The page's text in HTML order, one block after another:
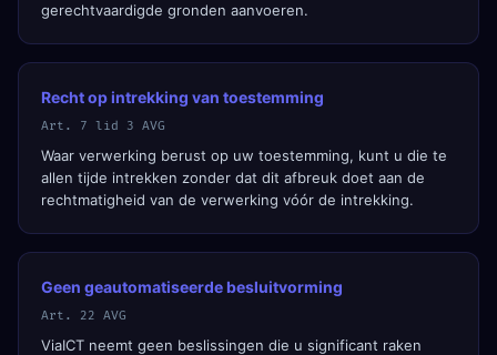
gerechtvaardigde gronden aanvoeren.
Recht op intrekking van toestemming
Art. 7 lid 3 AVG
Waar verwerking berust op uw toestemming, kunt u die te
allen tijde intrekken zonder dat dit afbreuk doet aan de
rechtmatigheid van de verwerking vóór de intrekking.
Geen geautomatiseerde besluitvorming
Art. 22 AVG
ViaICT neemt geen beslissingen die u significant raken